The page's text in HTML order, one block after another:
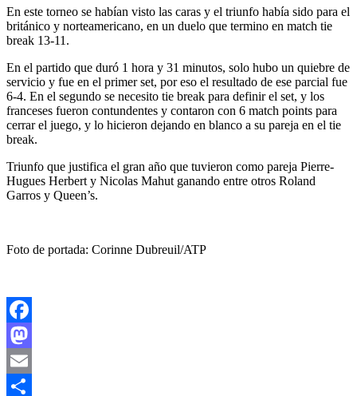
En este torneo se habían visto las caras y el triunfo había sido para el
británico y norteamericano, en un duelo que termino en match tie
break 13-11.
En el partido que duró 1 hora y 31 minutos, solo hubo un quiebre de
servicio y fue en el primer set, por eso el resultado de ese parcial fue
6-4. En el segundo se necesito tie break para definir el set, y los
franceses fueron contundentes y contaron con 6 match points para
cerrar el juego, y lo hicieron dejando en blanco a su pareja en el tie
break.
Triunfo que justifica el gran año que tuvieron como pareja Pierre-
Hugues Herbert y Nicolas Mahut ganando entre otros Roland
Garros y Queen’s.
Foto de portada: Corinne Dubreuil/ATP
Facebook
Mastodon
Email